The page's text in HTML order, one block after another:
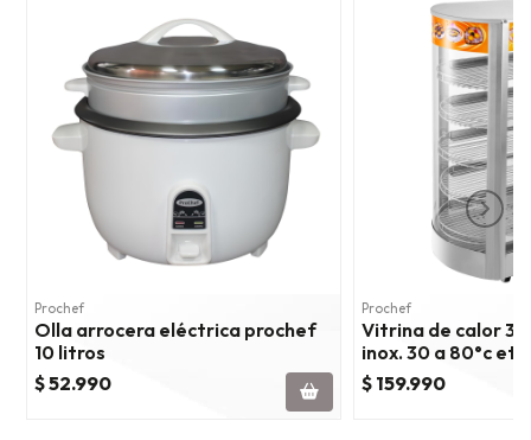
Prochef
Olla arrocera eléctrica prochef
10 litros
$ 52.990
Prochef
Vitrina de calor 35
inox. 30 a 80°c
$ 159.990